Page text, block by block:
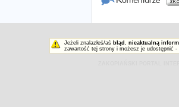
Jeżeli znalazłeś/aś błąd , nieaktualną
zawartość tej strony i możesz je udostępnić -